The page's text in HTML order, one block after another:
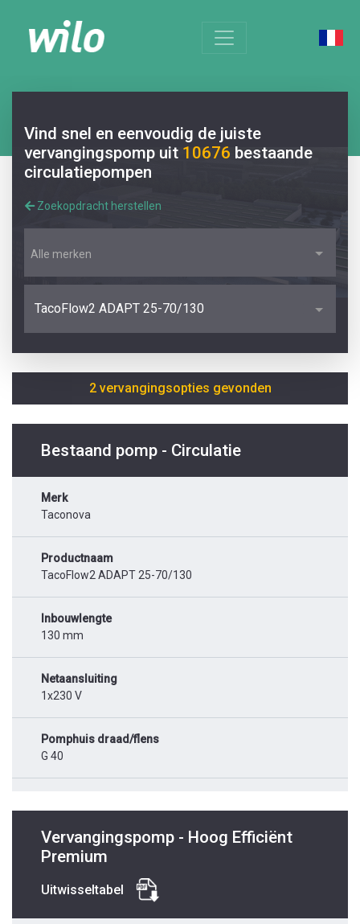
Vind snel en eenvoudig de juiste
vervangingspomp uit 10676 bestaande
circulatiepompen
Zoekopdracht herstellen
Alle merken
TacoFlow2 ADAPT 25-70/130
2 vervangingsopties gevonden
Bestaand pomp - Circulatie
Merk
Taconova
Productnaam
TacoFlow2 ADAPT 25-70/130
Inbouwlengte
130 mm
Netaansluiting
1x230 V
Pomphuis draad/flens
G 40
Vervangingspomp - Hoog Efficiënt
Premium
Uitwisseltabel